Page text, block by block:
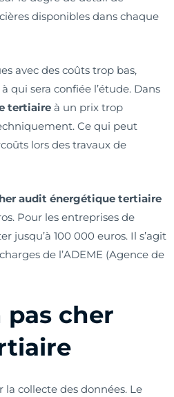
disponibles dans chaque
avec des coûts trop bas,
sera confiée l’étude. Dans
tertiaireà un prix trop
Ce qui peut
lors des travaux de
audit énergétique tertiaire
Pour les entreprises de
jusqu’à 100 000 euros. Il s’agit
de l’ADEME (Agence de
pas cher
collecte des données. Le